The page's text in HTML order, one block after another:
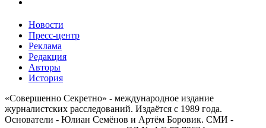
Новости
Пресс-центр
Реклама
Редакция
Авторы
История
«Совершенно Секретно» - международное издание
журналистских расследований. Издаётся с 1989 года.
Основатели - Юлиан Семёнов и Артём Боровик. CМИ -